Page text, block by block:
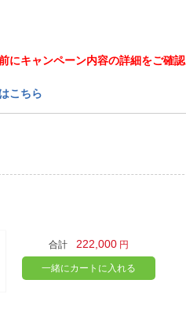
にキャンペーン内容の詳細をご確認
こちら
合計 222,000 円
一緒にカートに入れる